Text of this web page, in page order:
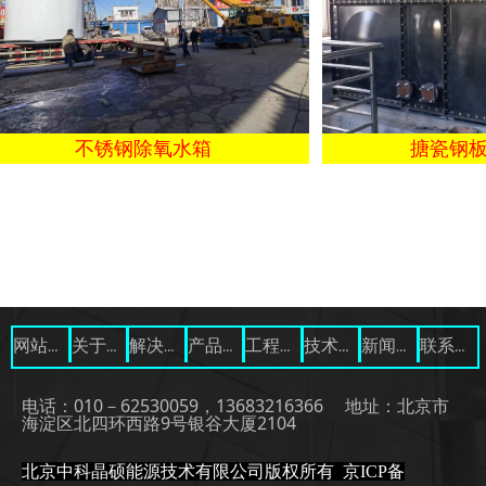
不锈钢除氧水箱 搪瓷钢板
北京中科晶硕能源技术有限公司版权所有 京ICP备
电话：010－62530059，13683216366 地址：北京市
海淀区北四环西路9号银谷大厦2104
网站首页 关于我们 解决方案 产品展示 工程案例 技术资料 新闻中心 联系我们